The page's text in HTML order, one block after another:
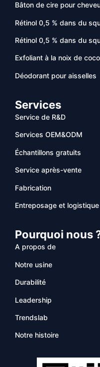
Bâton de cire pour
Rétinol 0,5 % dans du
Rétinol 0,5 % dans du
Exfoliant à la noix de
Déodorant pour aisselles
Services
Service de R&D
Services OEM&ODM
Échantillons gratuits
Service après-vente
Fabrication
Entreposage et logistique
Pourquoi nous
A propos de
Notre usine
Durabilité
Leadership
Trendslab
Notre histoire